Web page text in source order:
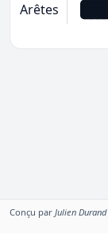
Arêtes
Conçu par Julien Durand